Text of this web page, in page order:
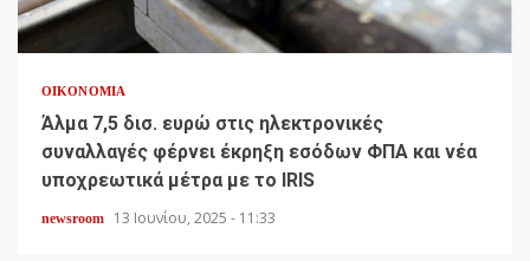
ΟΙΚΟΝΟΜΊΑ
Άλμα 7,5 δισ. ευρώ στις ηλεκτρονικές
συναλλαγές φέρνει έκρηξη εσόδων ΦΠΑ και νέα
υποχρεωτικά μέτρα με το IRIS
newsroom 13 Ιουνίου, 2025 - 11:33